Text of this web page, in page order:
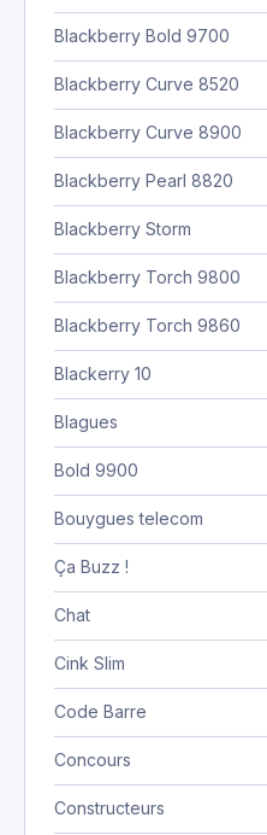
Blackberry Bold 9700
Blackberry Curve 8520
Blackberry Curve 8900
Blackberry Pearl 8820
Blackberry Storm
Blackberry Torch 9800
Blackberry Torch 9860
Blackerry 10
Blagues
Bold 9900
Bouygues telecom
Ça Buzz !
Chat
Cink Slim
Code Barre
Concours
Constructeurs